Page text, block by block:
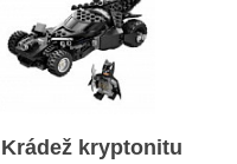
kryptonitu